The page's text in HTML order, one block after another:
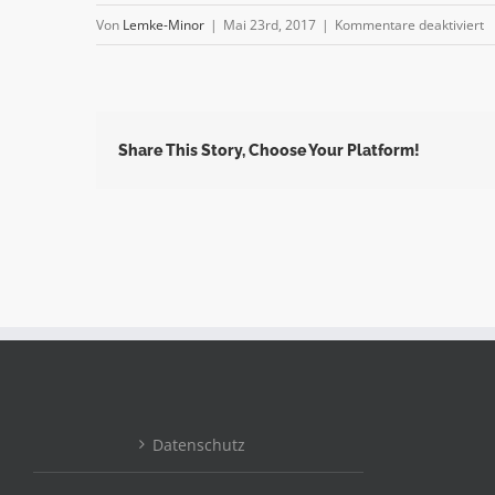
Von Lemke-Minor | Mai 23rd, 2017 | Kommentare deaktiviertfür
Share This Story, Choose Your Platform!
Datenschutz